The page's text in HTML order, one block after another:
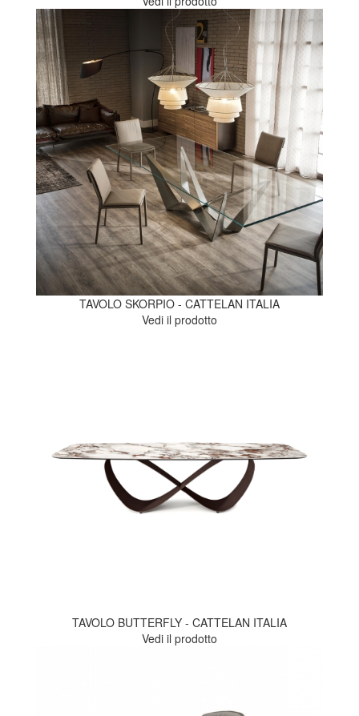
TAVOLO SKORPIO - CATTELAN ITALIA
Vedi il prodotto
TAVOLO BUTTERFLY - CATTELAN ITALIA
Vedi il prodotto